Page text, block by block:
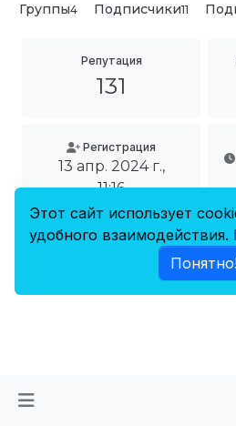
Группы4 Подписчики11
Репутация
131
Регистрация
13 апр. 2024 г.,
11:16
Местонахождение
Этот сайт использует
удобного взаимодействия.